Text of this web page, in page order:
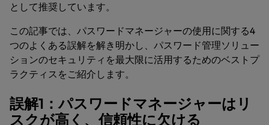
として推奨しています。
この記事では、パスワードマネージャーの使用に関する4
つのよくある誤解を解き明かし、パスワード管理ソリュー
ションのセキュリティを最大限に活用するためのベストプ
ラクティスをご紹介します。
誤解1：パスワードマネージャーはリ
スクが高く、信頼性に欠ける